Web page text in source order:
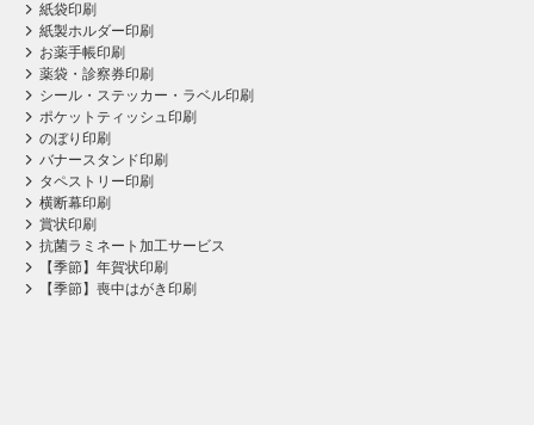
紙袋印刷
紙製ホルダー印刷
お薬手帳印刷
薬袋・診察券印刷
シール・ステッカー・ラベル印刷
ポケットティッシュ印刷
のぼり印刷
バナースタンド印刷
タペストリー印刷
横断幕印刷
賞状印刷
抗菌ラミネート加工サービス
【季節】年賀状印刷
【季節】喪中はがき印刷